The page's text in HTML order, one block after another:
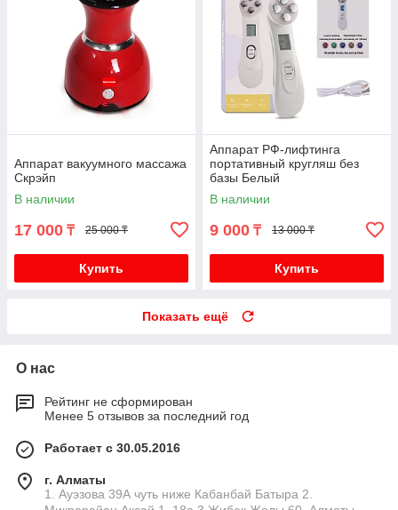
Аппарат вакуумного массажа
Скрэйп
В наличии
17 000 ₸ 25 000 ₸
Купить
Аппарат РФ-лифтинга
портативный кругляш без
базы Белый
В наличии
9 000 ₸ 13 000 ₸
Купить
Показать ещё
О нас
Рейтинг не сформирован
Менее 5 отзывов за последний год
Работает с 30.05.2016
г. Алматы
1. Ауэзова 39А чуть ниже Кабанбай Батыра ㅤㅤㅤㅤㅤㅤㅤㅤㅤㅤㅤㅤㅤㅤ2. ​